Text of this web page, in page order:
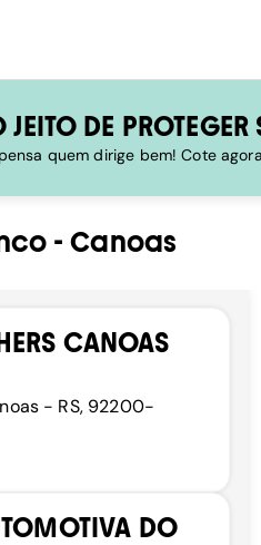
DE
quem dirige bem! Cote
-Canoas
CANOAS
- RS, 92200-
DO